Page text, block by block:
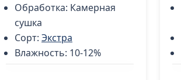
Обработка: Камерная
сушка
Сорт: Экстра
Влажность: 10-12%